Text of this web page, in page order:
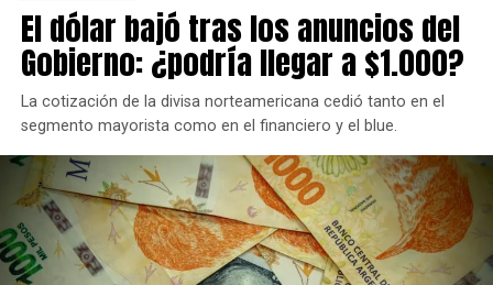
El dólar bajó tras los anuncios del
Gobierno: ¿podría llegar a $1.000?
La cotización de la divisa norteamericana cedió tanto en el
segmento mayorista como en el financiero y el blue.